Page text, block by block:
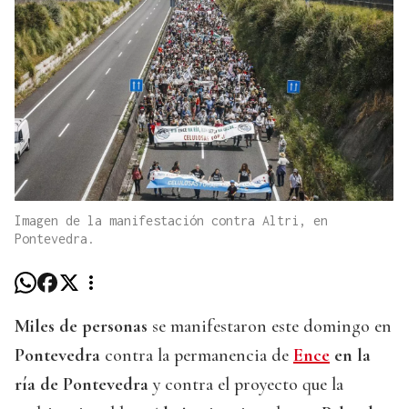
Imagen de la manifestación contra Altri, en
Pontevedra.
Miles de personas se manifestaron este domingo en
Pontevedra contra la permanencia de Ence en la
ría de Pontevedra y contra el proyecto que la